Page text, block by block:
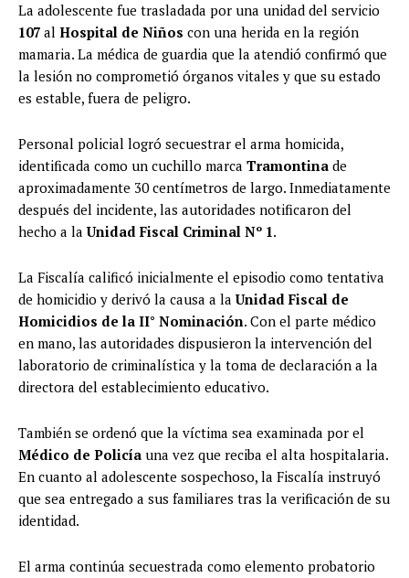
La adolescente fue trasladada por una unidad del servicio
107 al Hospital de Niños con una herida en la región
mamaria. La médica de guardia que la atendió confirmó que
la lesión no comprometió órganos vitales y que su estado
es estable, fuera de peligro.
Personal policial logró secuestrar el arma homicida,
identificada como un cuchillo marca Tramontina de
aproximadamente 30 centímetros de largo. Inmediatamente
después del incidente, las autoridades notificaron del
hecho a laUnidad Fiscal Criminal Nº 1.
La Fiscalía calificó inicialmente el episodio como tentativa
de homicidio y derivó la causa a laUnidad Fiscal de
Homicidios de la II° Nominación. Con el parte médico
en mano, las autoridades dispusieron la intervención del
laboratorio de criminalística y la toma de declaración a la
directora del establecimiento educativo.
También se ordenó que la víctima sea examinada por el
Médico de Policía una vez que reciba el alta hospitalaria.
En cuanto al adolescente sospechoso, la Fiscalía instruyó
que sea entregado a sus familiares tras la verificación de su
identidad.
El arma continúa secuestrada como elemento probatorio